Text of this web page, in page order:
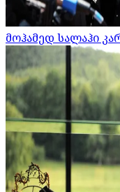
მოჰამედ სალაჰი